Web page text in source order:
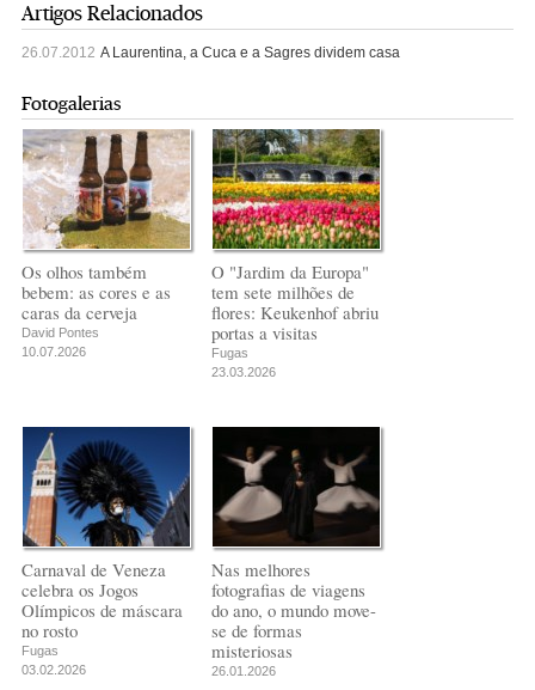
Artigos Relacionados
26.07.2012 A Laurentina, a Cuca e a Sagres dividem casa
Fotogalerias
Os olhos também
bebem: as cores e as
caras da cerveja
David Pontes
10.07.2026
O "Jardim da Europa"
tem sete milhões de
flores: Keukenhof abriu
portas a visitas
Fugas
23.03.2026
Carnaval de Veneza
celebra os Jogos
Olímpicos de máscara
no rosto
Fugas
03.02.2026
Nas melhores
fotografias de viagens
do ano, o mundo move-
se de formas
misteriosas
26.01.2026